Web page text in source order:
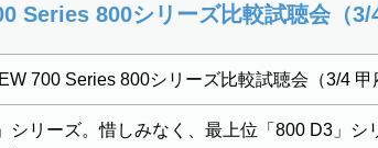
Series 800シリーズ比較試聴会（3/4
700 Series 800シリーズ比較試聴会（3/4 甲
リーズ。惜しみなく、最上位「800 D3」